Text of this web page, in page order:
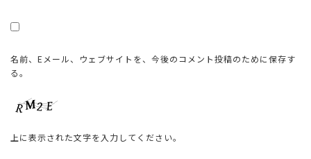
名前、Eメール、ウェブサイトを、今後のコメント投稿のために保存す
る。
上に表示された文字を入力してください。